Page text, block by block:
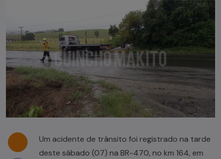
Um acidente de trânsito foi registrado na tarde
deste sábado (07) na BR-470, no km 164, em